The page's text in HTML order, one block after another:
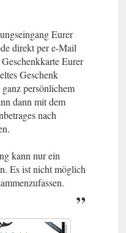
Eurer
direkt per e-Mail
Eurer
Geschenk
persönlichem
dann mit dem
nach
kann nur ein
Es ist nicht möglich